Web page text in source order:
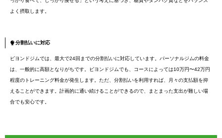
よく摂取します。
分割払いに対応
ビヨンドジムでは、最大で24回までの分割払いに対応しています。パーソナルジムの料金
は、一般的に高額となりがちです。ビヨンドジムでも、コースによっては10万円〜42万円
程度のトレーニング料金が発生します。ただ、分割払いを利用すれば、月々の支払額を抑
えることができます。計画的に通い続けることができるので、まとまった支出が難しい場
合でも安心です。